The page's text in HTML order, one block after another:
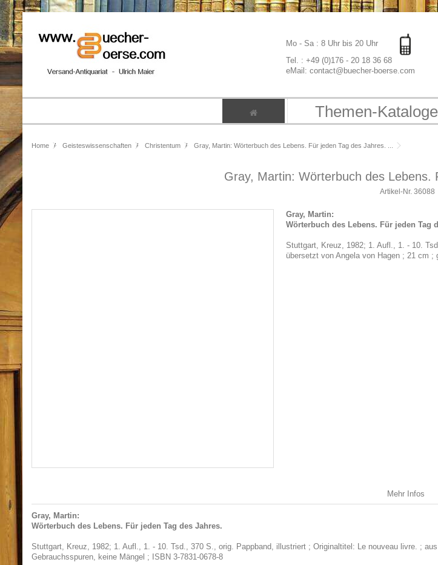
Mo - Sa : 8 Uhr bis 20 Uhr
Tel. : +49 (0)176 - 20 18 36 68
eMail: contact@buecher-boerse.com
Themen-Kataloge
Home Geisteswissenschaften Christentum Gray, Martin: Wörterbuch des Lebens. Für jeden Tag des Jahres. ...
Gray, Martin: Wörterbuch des Lebens.
Artikel-Nr. 36088
Gray, Martin:
Wörterbuch des Lebens. Für jeden Tag
Stuttgart, Kreuz, 1982; 1. Aufl., 1. - 10.
übersetzt von Angela von Hagen ; 21 cm
Mehr Infos
Gray, Martin:
Wörterbuch des Lebens. Für jeden Tag des Jahres.
Stuttgart, Kreuz, 1982; 1. Aufl., 1. - 10. Tsd., 370 S., orig. Pappband, illustriert ; Originaltitel: Le nouveau livre. ;
Gebrauchsspuren, keine Mängel ; ISBN 3-7831-0678-8